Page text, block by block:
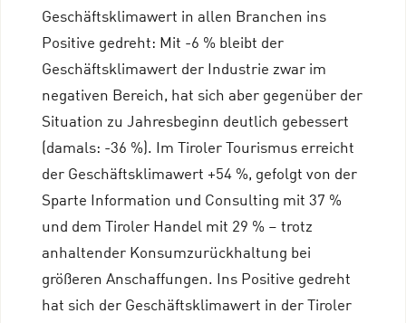
Geschäftsklimawert in allen Branchen ins
Positive gedreht: Mit -6 % bleibt der
Geschäftsklimawert der Industrie zwar im
negativen Bereich, hat sich aber gegenüber der
Situation zu Jahresbeginn deutlich gebessert
(damals: -36 %). Im Tiroler Tourismus erreicht
der Geschäftsklimawert +54 %, gefolgt von der
Sparte Information und Consulting mit 37 %
und dem Tiroler Handel mit 29 % – trotz
anhaltender Konsumzurückhaltung bei
größeren Anschaffungen. Ins Positive gedreht
hat sich der Geschäftsklimawert in der Tiroler